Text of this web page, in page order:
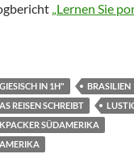
„Lernen Sie
IN 1H"
BRASILIEN
REISEN SCHREIBT
SÜDAMERIKA